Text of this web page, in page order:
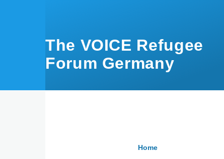
The VOICE Refugee
Forum Germany
Home